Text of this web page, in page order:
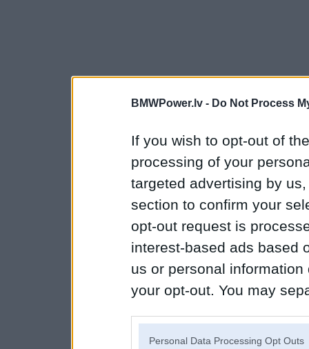
BMWPower.lv - Do Not Process
If you wish to opt-out of
processing of your
targeted advertising by
section to confirm your
opt-out request is
interest-based ads based
us or personal
your opt-out. You may
Personal Data Processing Opt Outs